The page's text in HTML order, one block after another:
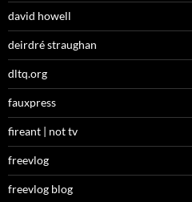
david howell
deirdré straughan
dltq.org
fauxpress
fireant | not tv
freevlog
freevlog blog